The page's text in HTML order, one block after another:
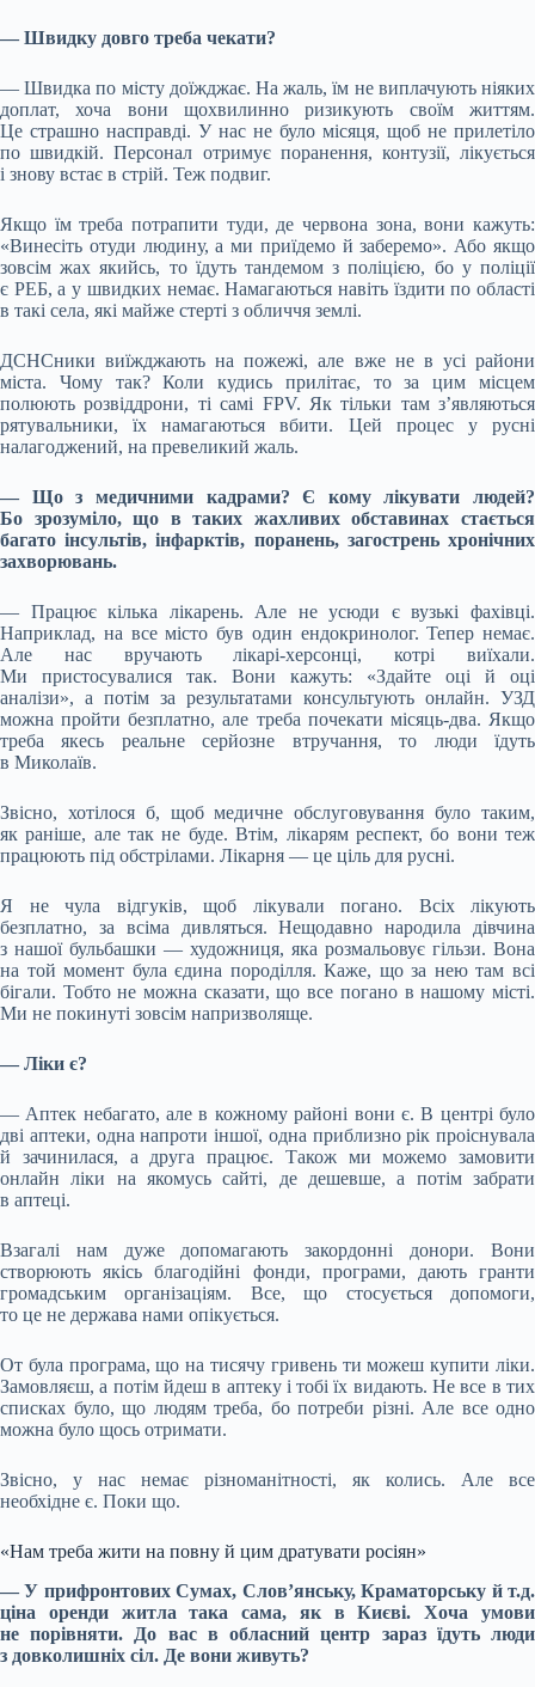
— Швидку довго треба чекати?
— Швидка по місту доїжджає. На жаль, їм не виплачують ніяких
доплат, хоча вони щохвилинно ризикують своїм життям.
Це страшно насправді. У нас не було місяця, щоб не прилетіло
по швидкій. Персонал отримує поранення, контузії, лікується
і знову встає в стрій. Теж подвиг.
Якщо їм треба потрапити туди, де червона зона, вони кажуть:
«Винесіть отуди людину, а ми приїдемо й заберемо». Або якщо
зовсім жах якийсь, то їдуть тандемом з поліцією, бо у поліції
є РЕБ, а у швидких немає. Намагаються навіть їздити по області
в такі села, які майже стерті з обличчя землі.
ДСНСники виїжджають на пожежі, але вже не в усі райони
міста. Чому так? Коли кудись прилітає, то за цим місцем
полюють розвіддрони, ті самі FPV. Як тільки там з’являються
рятувальники, їх намагаються вбити. Цей процес у русні
налагоджений, на превеликий жаль.
— Що з медичними кадрами? Є кому лікувати людей?
Бо зрозуміло, що в таких жахливих обставинах стається
багато інсультів, інфарктів, поранень, загострень хронічних
захворювань.
— Працює кілька лікарень. Але не усюди є вузькі фахівці.
Наприклад, на все місто був один ендокринолог. Тепер немає.
Але нас вручають лікарі-херсонці, котрі виїхали.
Ми пристосувалися так. Вони кажуть: «Здайте оці й оці
аналізи», а потім за результатами консультують онлайн. УЗД
можна пройти безплатно, але треба почекати місяць-два. Якщо
треба якесь реальне серйозне втручання, то люди їдуть
в Миколаїв.
Звісно, хотілося б, щоб медичне обслуговування було таким,
як раніше, але так не буде. Втім, лікарям респект, бо вони теж
працюють під обстрілами. Лікарня — це ціль для русні.
Я не чула відгуків, щоб лікували погано. Всіх лікують
безплатно, за всіма дивляться. Нещодавно народила дівчина
з нашої бульбашки — художниця, яка розмальовує гільзи. Вона
на той момент була єдина породілля. Каже, що за нею там всі
бігали. Тобто не можна сказати, що все погано в нашому місті.
Ми не покинуті зовсім напризволяще.
— Ліки є?
— Аптек небагато, але в кожному районі вони є. В центрі було
дві аптеки, одна напроти іншої, одна приблизно рік проіснувала
й зачинилася, а друга працює. Також ми можемо замовити
онлайн ліки на якомусь сайті, де дешевше, а потім забрати
в аптеці.
Взагалі нам дуже допомагають закордонні донори. Вони
створюють якісь благодійні фонди, програми, дають гранти
громадським організаціям. Все, що стосується допомоги,
то це не держава нами опікується.
От була програма, що на тисячу гривень ти можеш купити ліки.
Замовляєш, а потім йдеш в аптеку і тобі їх видають. Не все в тих
списках було, що людям треба, бо потреби різні. Але все одно
можна було щось отримати.
Звісно, у нас немає різноманітності, як колись. Але все
необхідне є. Поки що.
«Нам треба жити на повну й цим дратувати росіян»
— У прифронтових Сумах, Слов’янську, Краматорську й т.д.
ціна оренди житла така сама, як в Києві. Хоча умови
не порівняти. До вас в обласний центр зараз їдуть люди
з довколишніх сіл. Де вони живуть?